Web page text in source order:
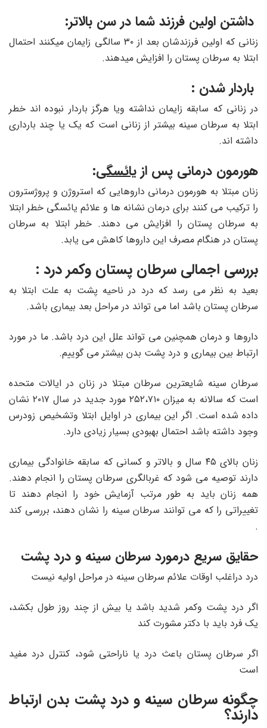
داشتن اولین فرزند شما در سن بالاتر:
زنانی که اولین فرزندشان بعد از ۳۰ سالگی زایمان میکنند احتمال
ابتلا به سرطان پستان را افزایش میدهند.
باردار شدن :
در زنانی که سابقه زایمان نداشته ویا هرگز باردار نبوده اند خطر
ابتلا به سرطان سینه بیشتر از زنانی است که یک یا چند بارداری
داشته اند.
هورمون درمانی پس از یائسگی:
زنان مبتلا به هورمون درمانی داروهایی که استروژن و پروژسترون
را ترکیب می کنند برای درمان نشانه ها و علائم یائسگی خطر ابتلا
به سرطان پستان را افزایش می دهند. خطر ابتلا به سرطان
پستان در هنگام مصرف این داروها کاهش می یابد.
بررسی اجمالی سرطان پستان وکمر درد :
بعید به نظر می رسد که درد در ناحیه پشت به علت ابتلا به
سرطان پستان باشد اما می تواند در مراحل بعد بیماری باشد.
داروها و درمان همچنین می تواند علل این درد باشد. ما در مورد
ارتباط بین بیماری و درد پشت بدن بیشتر می گوییم.
سرطان سینه شایعترین سرطان مبتلا در زنان در ایالات متحده
است که سالانه به میزان ۲۵۲،۷۱۰ مورد جدید در سال ۲۰۱۷ نشان
داده شده است. اگر این بیماری در اوایل ابتلا وتشخیص زودرس
وجود داشته باشد احتمال بهبودی بسیار زیادی دارد.
زنان بالای ۴۵ سال و بالاتر و کسانی که سابقه خانوادگی بیماری
دارند توصیه می شود که غربالگری سرطان پستان را انجام دهند.
همه زنان باید به طور مرتب آزمایش خود را انجام دهند تا
تغییراتی را که می توانند سرطان سینه را نشان دهند، بررسی کند
.
حقایق سریع درمورد سرطان سینه و درد پشت
درد دراغلب اوقات علائم سرطان سینه در مراحل اولیه نیست
اگر درد پشت وکمر شدید باشد یا بیش از چند روز طول بکشد،
یک فرد باید با دکتر مشورت کند
اگر سرطان پستان باعث درد یا ناراحتی شود، کنترل درد مفید
است
چگونه سرطان سینه و درد پشت بدن ارتباط
دارند؟